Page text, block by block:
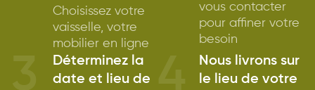
Choisissez votre
vaisselle, votre
mobilier en ligne
vous contacter
pour affiner votre
besoin
Déterminez la
date et lieu de
Nous livrons sur
le lieu de votre